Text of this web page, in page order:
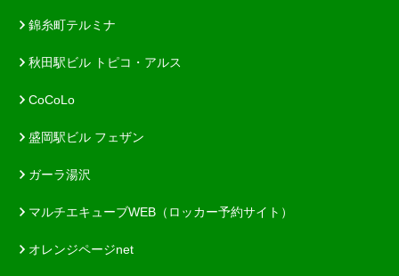
錦糸町テルミナ
秋田駅ビル トピコ・アルス
CoCoLo
盛岡駅ビル フェザン
ガーラ湯沢
マルチエキューブWEB（ロッカー予約サイト）
オレンジページnet